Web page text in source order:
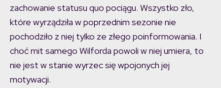
zachowanie statusu quo pociągu. Wszystko zło,
które wyrządziła w poprzednim sezonie nie
pochodziło z niej tylko ze złego poinformowania. I
choć mit samego Wilforda powoli w niej umiera, to
nie jest w stanie wyrzec się wpojonych jej
motywacji.